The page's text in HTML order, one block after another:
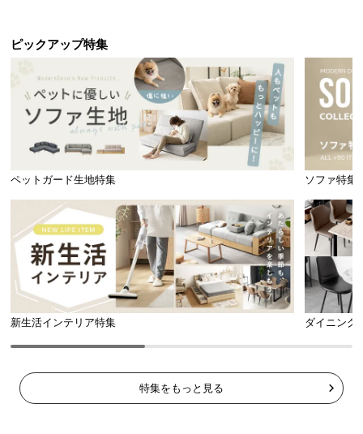
安心と信頼の「3ヶ月保証」
機能の損壊・部品の紛失など予期せぬトラブルに
も無償で対応。ご購入3ヶ月以内に不具合が発生し
た場合、新しくご交換させて頂きます。
3ヶ月保証
ピックアップ特集
ペットガード生地特集 ソファ特集
新生活インテリア特集 ダイニング
特集をもっと見る